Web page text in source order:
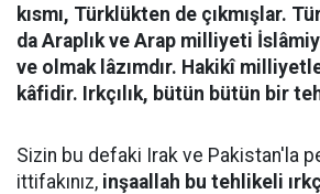
kısmı, Türklükten de çıkmışlar.
da Araplık ve Arap milliyeti
ve olmak lâzımdır. Hakikî
kâfidir. Irkçılık, bütün bütün bir
Sizin bu defaki Irak ve Pakistan'la
ittifakınız, inşaallah bu tehlikeli